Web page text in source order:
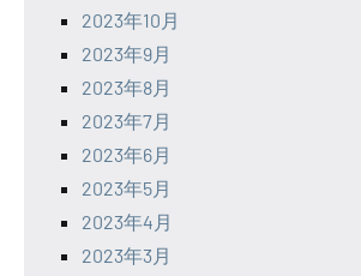
2023年10月
2023年9月
2023年8月
2023年7月
2023年6月
2023年5月
2023年4月
2023年3月